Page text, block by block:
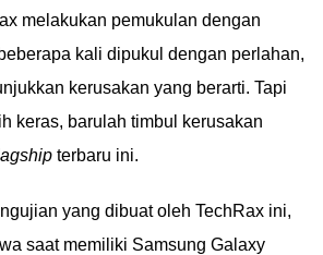
melakukan pemukulan dengan
kali dipukul dengan perlahan,
kerusakan yang berarti. Tapi
keras, barulah timbul kerusakan
terbaru ini.
yang dibuat oleh TechRax ini,
saat memiliki Samsung Galaxy